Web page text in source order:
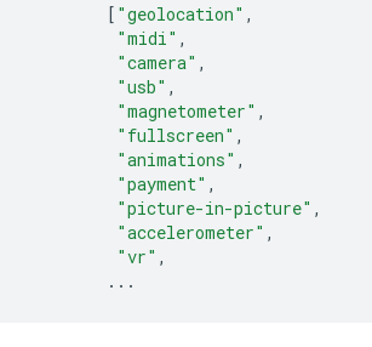
[ "geolocation" ,
"midi" ,
"camera" ,
"usb" ,
"magnetometer" ,
"fullscreen" ,
"animations" ,
"payment" ,
"picture-in-picture" ,
"accelerometer" ,
"vr" ,
...